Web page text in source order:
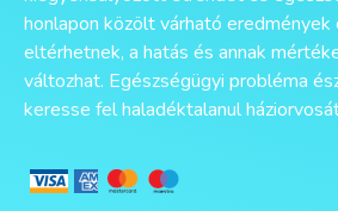
honlapon közölt várható
eltérhetnek, a hatás és annak
változhat. Egészségügyi probléma
keresse fel haladéktalanul